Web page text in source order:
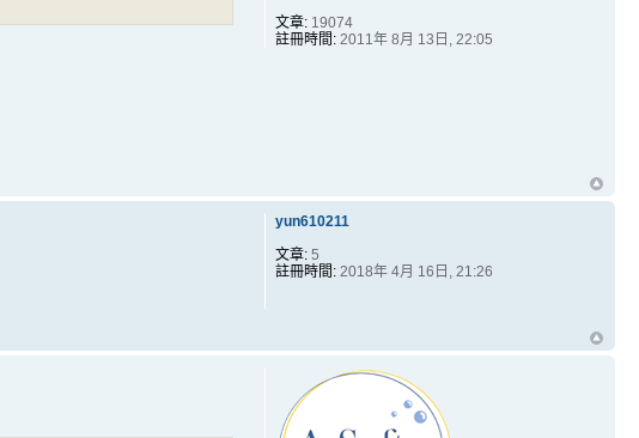
文章:19074
註冊時間:2011年 8月 13日, 22:05
yun610211
文章:5
註冊時間:2018年 4月 16日, 21:26